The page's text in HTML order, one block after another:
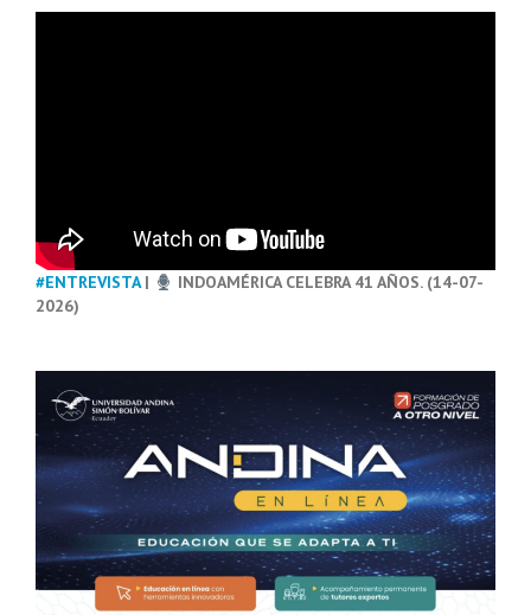
#ENTREVISTA|
INDOAMÉRICA CELEBRA 41 AÑOS. (14-07-
2026)